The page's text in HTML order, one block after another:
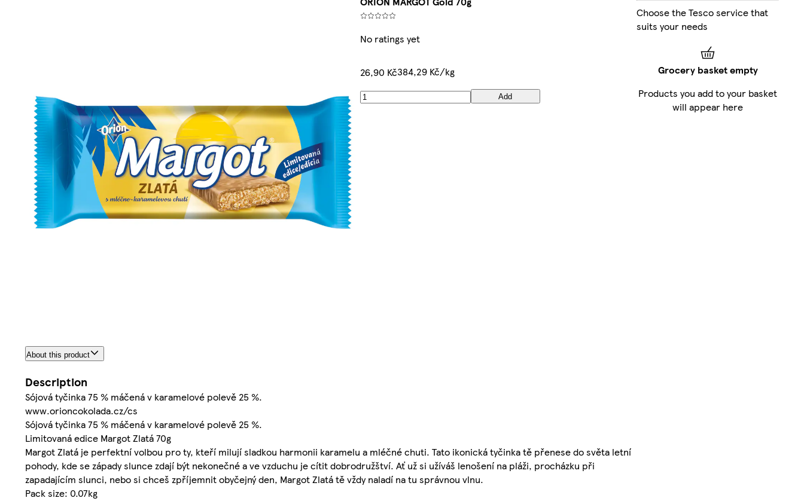
No ratings yet
26,90 Kč384,29 Kč/kg
Add
About this product
Description
Sójová tyčinka 75 % máčená v karamelové polevě 25 %.
www.orioncokolada.cz/cs
Sójová tyčinka 75 % máčená v karamelové polevě 25 %.
Limitovaná edice Margot Zlatá 70g
Margot Zlatá je perfektní volbou pro ty, kteří milují sladkou harmonii karamelu a mléčné chuti. Tato ikonická tyčinka tě přenese do světa letní
pohody, kde se západy slunce zdají být nekonečné a ve vzduchu je cítit dobrodružštví. Ať už si užíváš lenošení na pláži, procházku při
zapadajícím slunci, nebo si chceš zpříjemnit obyčejný den, Margot Zlatá tě vždy naladí na tu správnou vlnu.
Pack size: 0.07kg
Choose the Tesco service that
suits your needs
Grocery basket empty
Products you add to your basket
will appear here